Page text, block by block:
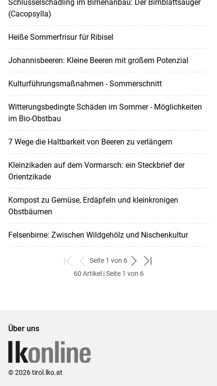
Schlüsselschädling im Birnenanbau: Der Birnblattsauger
(Cacopsylla)
Heiße Sommerfrisur für Ribisel
Johannisbeeren: Kleine Beeren mit großem Potenzial
Kulturführungsmaßnahmen - Sommerschnitt
Witterungsbedingte Schäden im Sommer - Möglichkeiten
im Bio-Obstbau
7 Wege die Haltbarkeit von Beeren zu verlängern
Kleinzikaden auf dem Vormarsch: ein Steckbrief der
Orientzikade
Kompost zu Gemüse, Erdäpfeln und kleinkronigen
Obstbäumen
Felsenbirne: Zwischen Wildgehölz und Nischenkultur
zum
ersten
zurück
zum
Seite 1 von 6
weiter
zum
zum
60 Artikel | Seite 1 von 6
Über uns
© 2026 tirol.lko.at